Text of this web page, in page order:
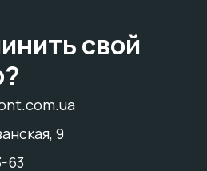
свой
9
63